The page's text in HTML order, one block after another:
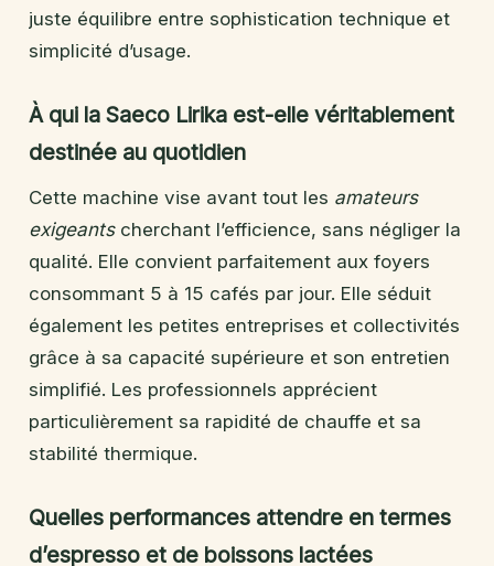
juste équilibre entre sophistication technique et
simplicité d’usage.
À qui la Saeco Lirika est-elle véritablement
destinée au quotidien
Cette machine vise avant tout les amateurs
exigeantscherchant l’efficience, sans négliger la
qualité. Elle convient parfaitement aux foyers
consommant 5 à 15 cafés par jour. Elle séduit
également les petites entreprises et collectivités
grâce à sa capacité supérieure et son entretien
simplifié. Les professionnels apprécient
particulièrement sa rapidité de chauffe et sa
stabilité thermique.
Quelles performances attendre en termes
d’espresso et de boissons lactées